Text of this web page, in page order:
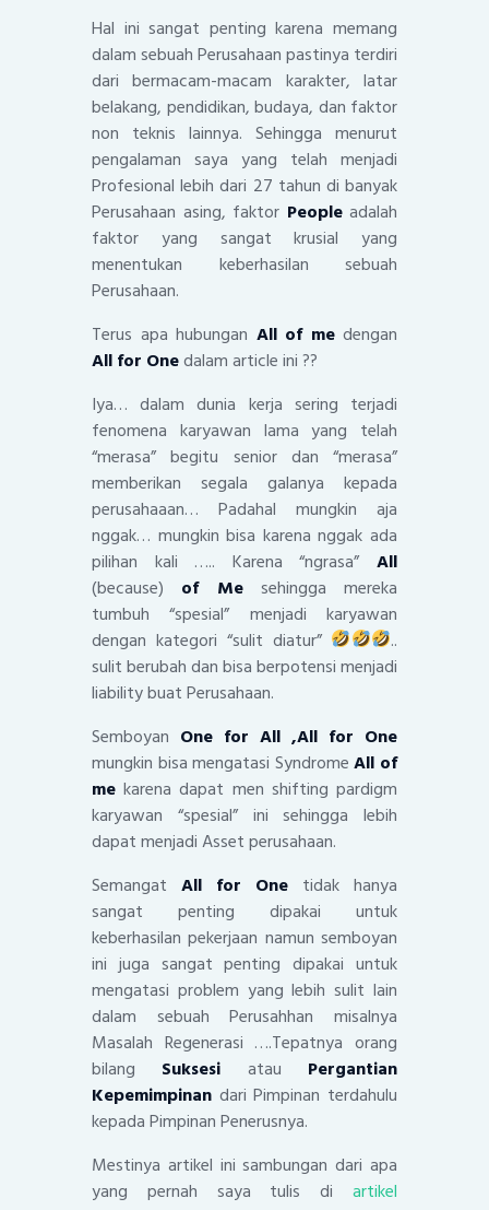
Hal ini sangat penting karena memang
dalam sebuah Perusahaan pastinya terdiri
dari bermacam-macam karakter, latar
belakang, pendidikan, budaya, dan faktor
non teknis lainnya. Sehingga menurut
pengalaman saya yang telah menjadi
Profesional lebih dari 27 tahun di banyak
Perusahaan asing, faktor Peopleadalah
faktor yang sangat krusial yang
menentukan keberhasilan sebuah
Perusahaan.
Terus apa hubungan All of medengan
All for Onedalam article ini ??
Iya… dalam dunia kerja sering terjadi
fenomena karyawan lama yang telah
“merasa” begitu senior dan “merasa”
memberikan segala galanya kepada
perusahaaan… Padahal mungkin aja
nggak… mungkin bisa karena nggak ada
pilihan kali ….. Karena “ngrasa” All
(because) of Mesehingga mereka
tumbuh “spesial” menjadi karyawan
dengan kategori “sulit diatur”
..
sulit berubah dan bisa berpotensi menjadi
liability buat Perusahaan.
Semboyan One for All ,All for One
mungkin bisa mengatasi SyndromeAll of
me karena dapat men shifting pardigm
karyawan “spesial” ini sehingga lebih
dapat menjadi Asset perusahaan.
Semangat All for One tidak hanya
sangat penting dipakai untuk
keberhasilan pekerjaan namun semboyan
ini juga sangat penting dipakai untuk
mengatasi problem yang lebih sulit lain
dalam sebuah Perusahhan misalnya
Masalah Regenerasi ….Tepatnya orang
bilang Suksesi atau Pergantian
Kepemimpinan dari Pimpinan terdahulu
kepada Pimpinan Penerusnya.
Mestinya artikel ini sambungan dari apa
yang pernah saya tulis di artikel